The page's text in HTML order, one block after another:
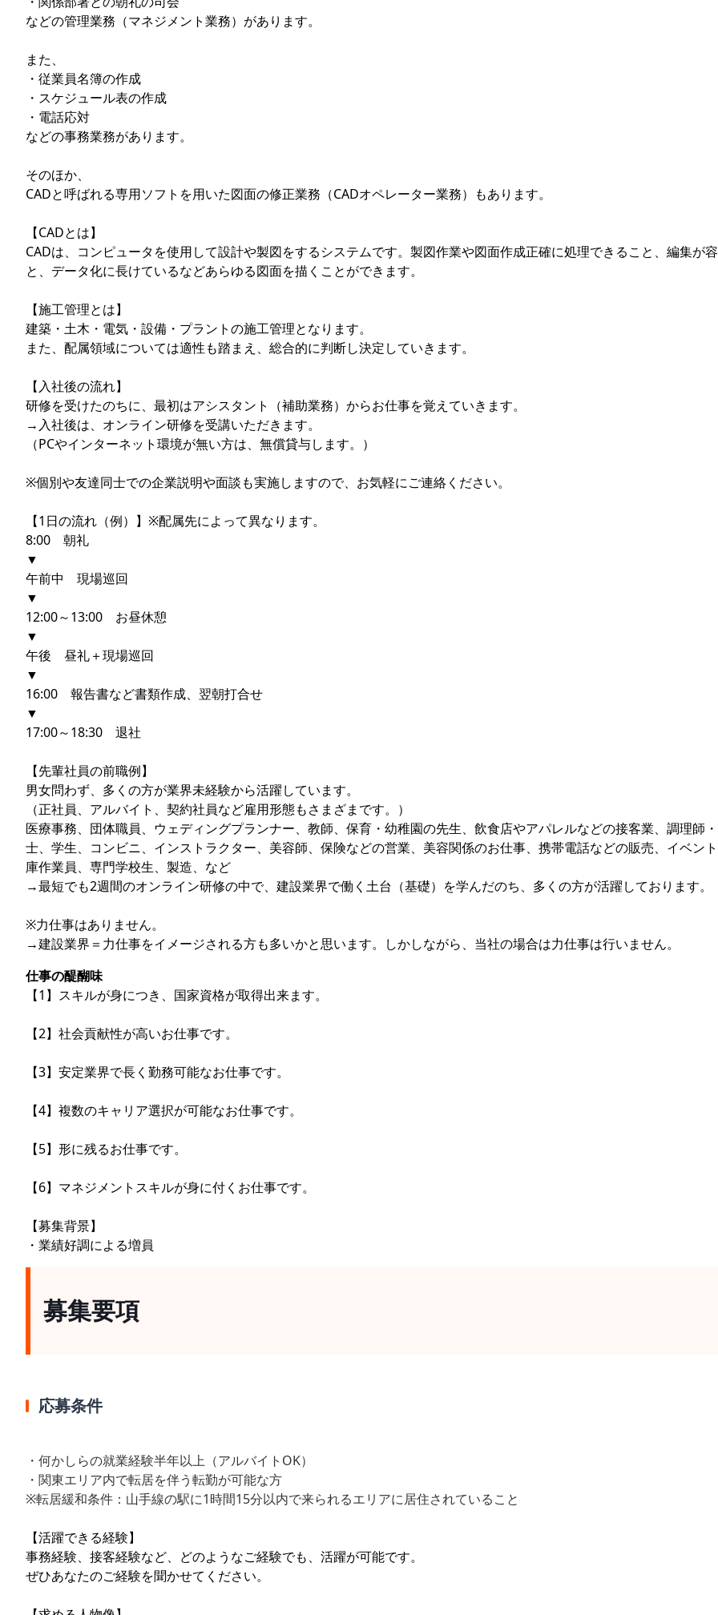
などの管理業務（マネジメント業務）があります。
また、
・従業員名簿の作成
・スケジュール表の作成
・電話応対
などの事務業務があります。
そのほか、
CADと呼ばれる専用ソフトを用いた図面の修正業務（CADオペレーター業務）もあります。
【CADとは】
CADは、コンピュータを使用して設計や製図をするシステムです。製図作業や図面作成正確に処理できること、編集が
と、データ化に長けているなどあらゆる図面を描くことができます。
【施工管理とは】
建築・土木・電気・設備・プラントの施工管理となります。
また、配属領域については適性も踏まえ、総合的に判断し決定していきます。
【入社後の流れ】
研修を受けたのちに、最初はアシスタント（補助業務）からお仕事を覚えていきます。
→入社後は、オンライン研修を受講いただきます。
（PCやインターネット環境が無い方は、無償貸与します。）
※個別や友達同士での企業説明や面談も実施しますので、お気軽にご連絡ください。
【1日の流れ（例）】※配属先によって異なります。
8:00 朝礼
▼
午前中 現場巡回
▼
12:00～13:00 お昼休憩
▼
午後 昼礼＋現場巡回
▼
16:00 報告書など書類作成、翌朝打合せ
▼
17:00～18:30 退社
【先輩社員の前職例】
男女問わず、多くの方が業界未経験から活躍しています。
（正社員、アルバイト、契約社員など雇用形態もさまざまです。）
医療事務、団体職員、ウェディングプランナー、教師、保育・幼稚園の先生、飲食店やアパレルなどの接客業、調理師
士、学生、コンビニ、インストラクター、美容師、保険などの営業、美容関係のお仕事、携帯電話などの販売、イベン
庫作業員、専門学校生、製造、など
→最短でも2週間のオンライン研修の中で、建設業界で働く土台（基礎）を学んだのち、多くの方が活躍しております。
※力仕事はありません。
→建設業界＝力仕事をイメージされる方も多いかと思います。しかしながら、当社の場合は力仕事は行いません。
仕事の醍醐味
【1】スキルが身につき、国家資格が取得出来ます。
【2】社会貢献性が高いお仕事です。
【3】安定業界で長く勤務可能なお仕事です。
【4】複数のキャリア選択が可能なお仕事です。
【5】形に残るお仕事です。
【6】マネジメントスキルが身に付くお仕事です。
【募集背景】
・業績好調による増員
募集要項
応募条件
・何かしらの就業経験半年以上（アルバイトOK）
・関東エリア内で転居を伴う転勤が可能な方
※転居緩和条件：山手線の駅に1時間15分以内で来られるエリアに居住されていること
【活躍できる経験】
事務経験、接客経験など、どのようなご経験でも、活躍が可能です。
ぜひあなたのご経験を聞かせてください。